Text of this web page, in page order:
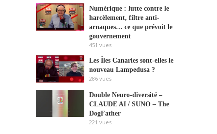
Numérique : lutte contre le
harcèlement, filtre anti-
arnaques… ce que prévoit le
gouvernement
451 vues
Les Îles Canaries sont-elles le
nouveau Lampedusa ?
286 vues
Double Neuro-diversité –
CLAUDE AI / SUNO – The
DogFather
221 vues